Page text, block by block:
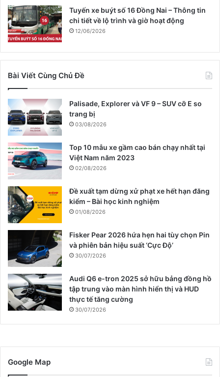
Tuyến xe buýt số 16 Đồng Nai – Thông tin
chi tiết về lộ trình và giờ hoạt động
12/06/2026
Bài Viết Cùng Chủ Đề
Palisade, Explorer và VF 9 – SUV cỡ E so
trang bị
03/08/2026
Top 10 mẫu xe gầm cao bán chạy nhất tại
Việt Nam năm 2023
02/08/2026
Đề xuất tạm dừng xử phạt xe hết hạn đăng
kiểm – Bài học kinh nghiệm
01/08/2026
Fisker Pear 2026 hứa hẹn hai tùy chọn Pin
và phiên bản hiệu suất ‘Cực Độ’
30/07/2026
Audi Q6 e-tron 2025 sở hữu bảng đồng hồ
tập trung vào màn hình hiển thị và HUD
thực tế tăng cường
30/07/2026
Google Map